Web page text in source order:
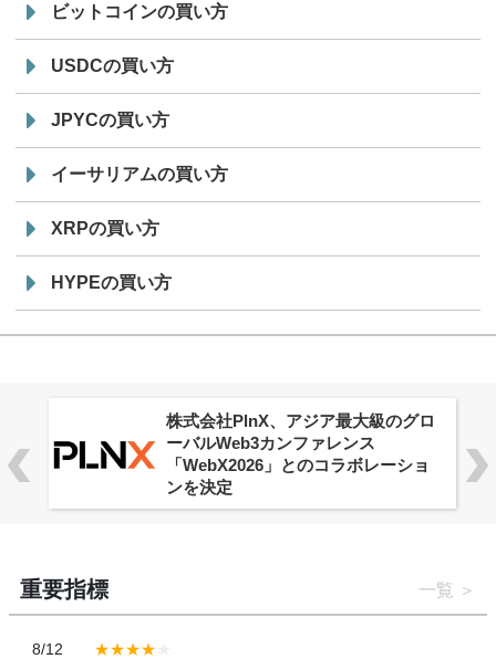
ビットコインの買い方
USDCの買い方
JPYCの買い方
イーサリアムの買い方
XRPの買い方
HYPEの買い方
株式会社PlnX、アジア最大級のグロ
ーバルWeb3カンファレンス
「WebX2026」とのコラボレーショ
ンを決定
重要指標 一覧
8/12